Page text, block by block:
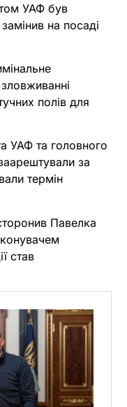
УАФ був
на посаді
полів для
УАФ та головного
за
термін
Павелка
став